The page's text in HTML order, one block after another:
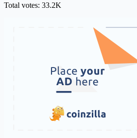
Total votes: 33.2K